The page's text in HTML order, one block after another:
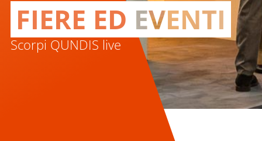
FIERE ED EVENTI
Scorpi QUNDIS live